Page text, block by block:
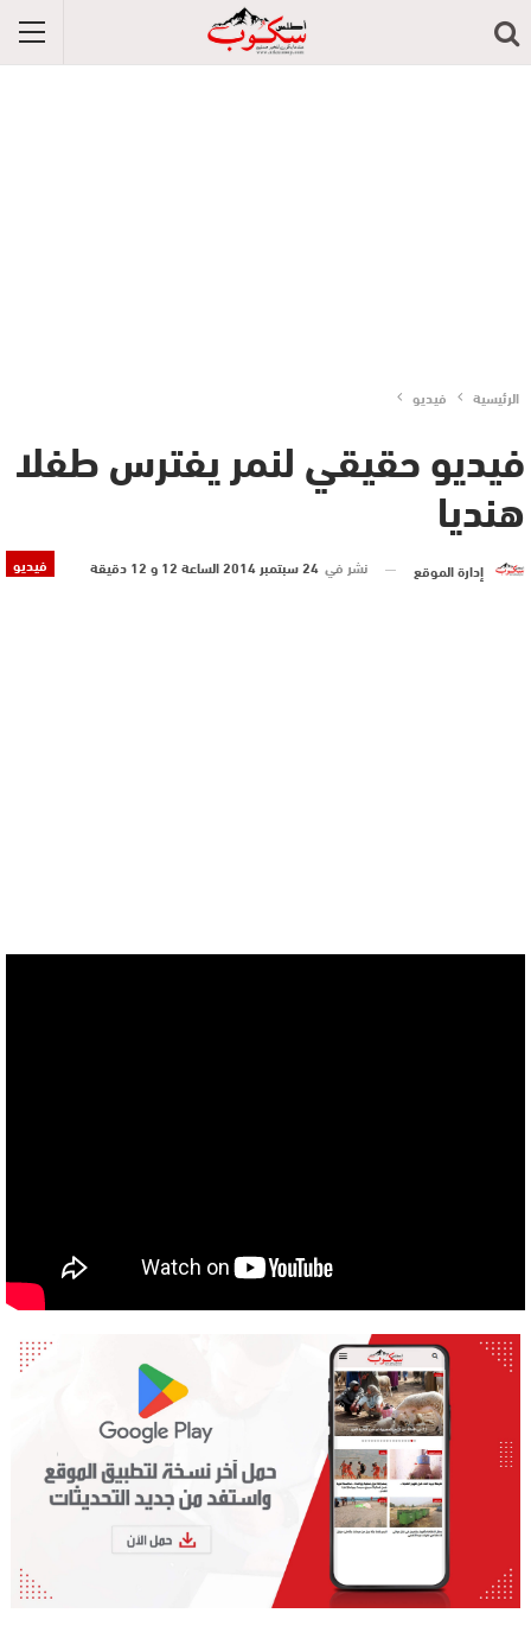
الرئيسية فيديو
فيديو حقيقي لنمر يفترس طفلا
هنديا
فيديو إدارة الموقع نشر في 24 سبتمبر 2014 الساعة 12 و 12 دقيقة